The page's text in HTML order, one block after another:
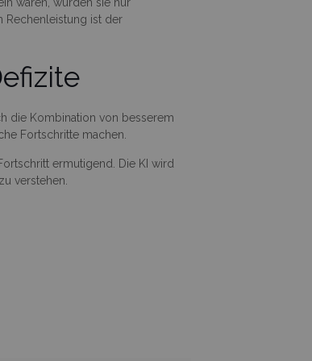
Rechenleistung ist der
die Kombination von besserem
Fortschritte machen.
ermutigend. Die KI wird
verstehen.